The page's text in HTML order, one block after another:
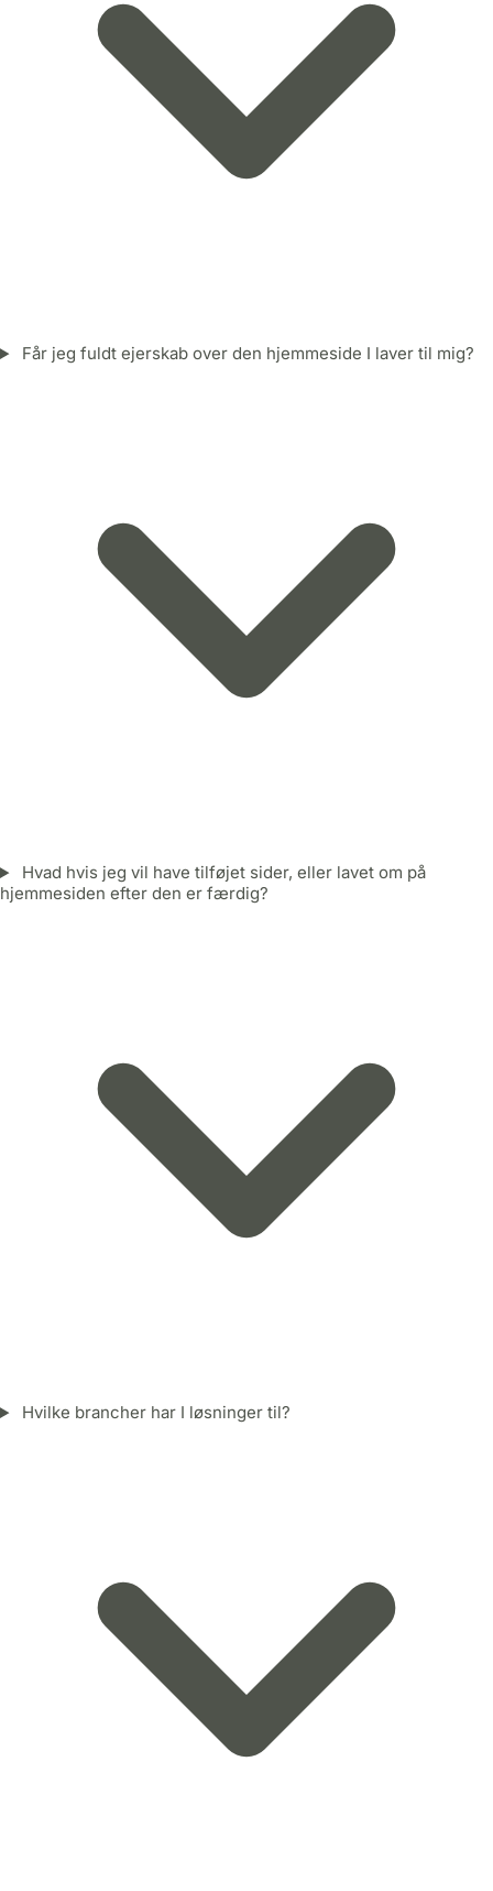
Får jeg fuldt ejerskab over den hjemmeside I laver til mig?
Hvad hvis jeg vil have tilføjet sider, eller lavet om på
hjemmesiden efter den er færdig?
Hvilke brancher har I løsninger til?